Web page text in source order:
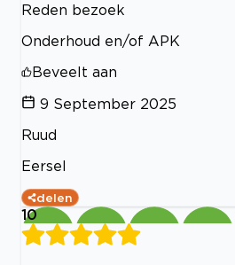
Reden bezoek
Onderhoud en/of APK
Beveelt aan
9 September 2025
Ruud
Eersel
delen
10